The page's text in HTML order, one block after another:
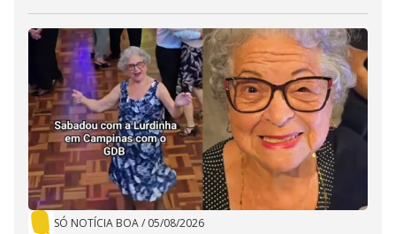
SÓ NOTÍCIA BOA/ 05/08/2026